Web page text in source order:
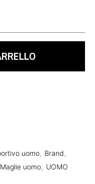
uomo, Brand,
uomo, UOMO